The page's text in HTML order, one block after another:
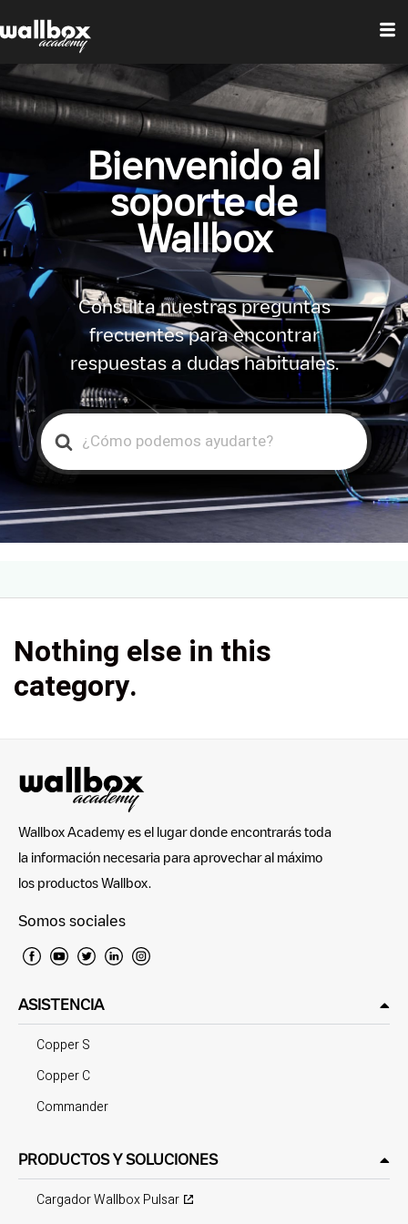
Bienvenido al
soporte de
Wallbox
Consulta nuestras preguntas
frecuentes para encontrar
respuestas a dudas habituales.
Search
For
Nothing else in this
category.
Wallbox Academy es el lugar donde encontrarás toda
la información necesaria para aprovechar al máximo
los productos Wallbox.
Somos sociales
ASISTENCIA
Copper S
Copper C
Commander
PRODUCTOS Y SOLUCIONES
Cargador Wallbox Pulsar